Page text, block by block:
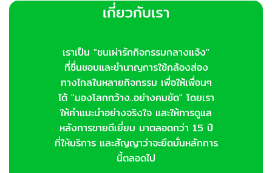
เกี่ยวกับเรา
เราเป็น "ชนเผ่ารักกิจกรรมกลางแจ้ง"
ที่ชื่นชอบและชำนาญการใช้กล้องส่อง
ทางไกลในหลายกิจกรรม เพื่อให้เพื่อนๆ
ได้ "มองโลกกว้าง..อย่างคมชัด" โดยเรา
ให้คำแนะนำอย่างจริงใจ และให้การดูแล
หลังการขายดีเยี่ยม มาตลอดกว่า 15 ปี
ที่ให้บริการ และสัญญาว่าจะยึดมั่นหลักการ
นี้ตลอดไป